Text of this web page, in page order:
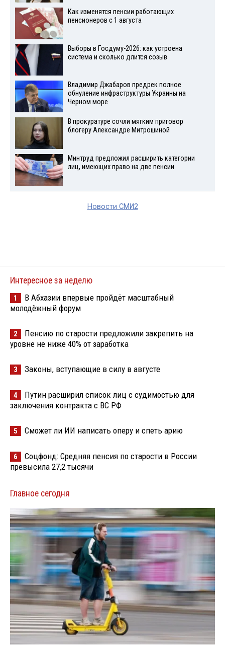
Как изменятся пенсии работающих
пенсионеров с 1 августа
Выборы в Госдуму-2026: как устроена
система и сколько длится созыв
Владимир Джабаров предрек полное
обнуление инфраструктуры Украины на
Черном море
В прокуратуре сочли мягким приговор
блогеру Александре Митрошиной
Минтруд предложил расширить категории
лиц, имеющих право на две пенсии
Новости СМИ2
Интересное за неделю
1
В Абхазии впервые пройдёт масштабный
молодёжный форум
2
Пенсию по старости предложили закрепить на
уровне не ниже 40% от заработка
3 Законы, вступающие в силу в августе
4
Путин расширил список лиц с судимостью для
заключения контракта с ВС РФ
5 Сможет ли ИИ написать оперу и спеть арию
6
Соцфонд: Средняя пенсия по старости в России
превысила 27,2 тысячи
Главное сегодня